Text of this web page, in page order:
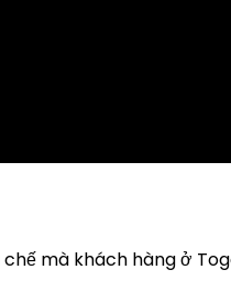
mà khách hàng ở